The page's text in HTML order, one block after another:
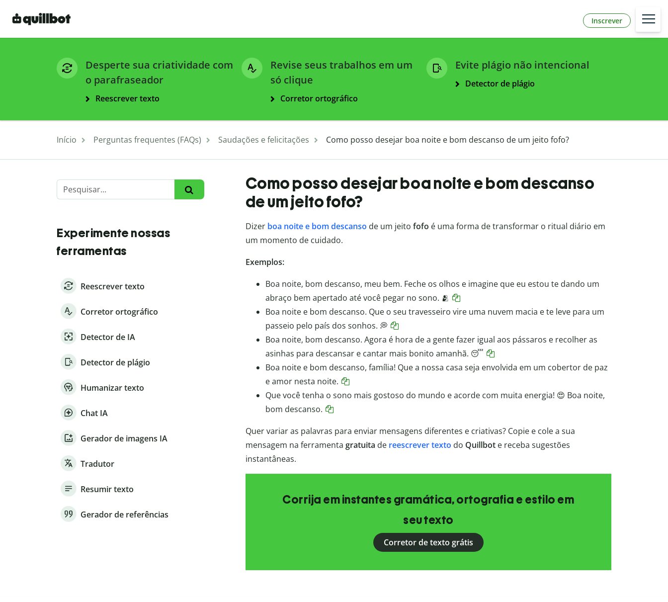
Inscrever
Desperte sua criatividade com
o parafraseador
Reescrever texto
Revise seus trabalhos em um
só clique
Corretor ortográfico
Evite plágio não intencional
Detector de plágio
Início Perguntas frequentes (FAQs) Saudações e felicitações Como posso desejar boa noite e bom descanso de um jeito fofo?
Experimente nossas
ferramentas
Reescrever texto
Corretor ortográfico
Detector de IA
Detector de plágio
Humanizar texto
Chat IA
Gerador de imagens IA
Tradutor
Resumir texto
Gerador de referências
Como posso desejar boa noite e bom descanso
de um jeito fofo?
Dizer boa noite e bom descanso de um jeito fofo é uma forma de transformar o ritual diário em
um momento de cuidado.
Exemplos:
Boa noite, bom descanso, meu bem. Feche os olhos e imagine que eu estou te dando um
abraço bem apertado até você pegar no sono. 🫂
Boa noite e bom descanso. Que o seu travesseiro vire uma nuvem macia e te leve para um
passeio pelo país dos sonhos. 💭
Boa noite, bom descanso. Agora é hora de a gente fazer igual aos pássaros e recolher as
asinhas para descansar e cantar mais bonito amanhã. 😴
Boa noite e bom descanso, família! Que a nossa casa seja envolvida em um cobertor de paz
e amor nesta noite.
Que você tenha o sono mais gostoso do mundo e acorde com muita energia! 😍 Boa noite,
bom descanso.
Quer variar as palavras para enviar mensagens diferentes e criativas? Copie e cole a sua
mensagem na ferramenta gratuita de reescrever texto do Quillbote receba sugestões
instantâneas.
Corrija em instantes gramática, ortografia e estilo em
seu texto
Corretor de texto grátis